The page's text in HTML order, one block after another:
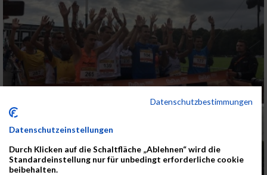
Datenschutzbestimmungen
Datenschutzeinstellungen
Durch Klicken auf die Schaltfläche „Ablehnen“ wird die
Standardeinstellung nur für unbedingt erforderliche cookie
beibehalten.